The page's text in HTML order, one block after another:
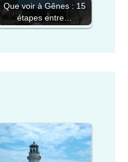
Que voir à Gênes : 15
étapes entre…